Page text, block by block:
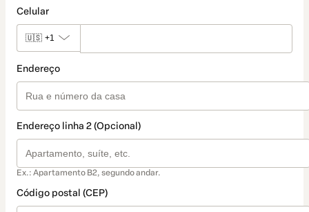
Celular
🇺🇸 +1
Endereço
Endereço linha 2 (Opcional)
Ex.: Apartamento B2, segundo andar.
Código postal (CEP)